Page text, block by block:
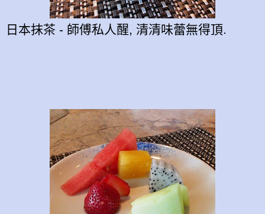
日本抹茶 - 師傅私人醒, 清清味蕾無得頂.